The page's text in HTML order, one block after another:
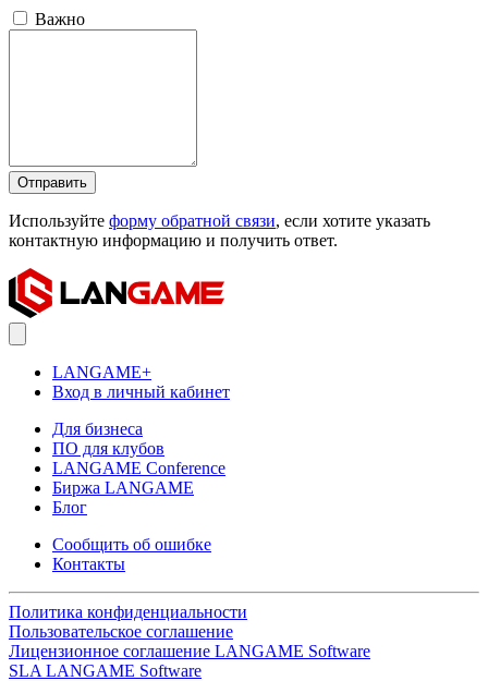
Важно
Отправить
Используйте форму обратной связи, если хотите указать
контактную информацию и получить ответ.
LANGAME+
Вход в личный кабинет
Для бизнеса
ПО для клубов
LANGAME Conference
Биржа LANGAME
Блог
Сообщить об ошибке
Контакты
Политика конфиденциальности
Пользовательское соглашение
Лицензионное соглашение LANGAME Software
SLA LANGAME Software